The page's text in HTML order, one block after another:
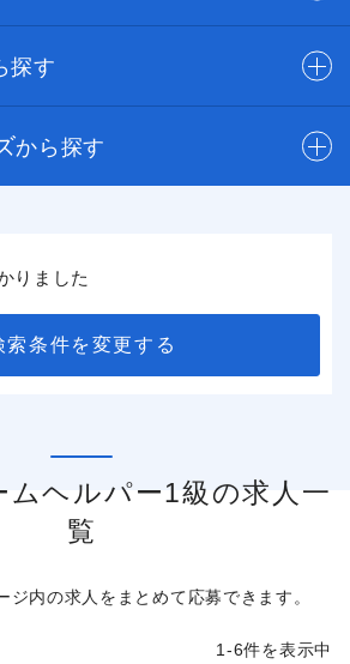
探す
から探す
りました
索条件を変更する
覧
ジ内の求人をまとめて応募できます。
1-6件を表示中